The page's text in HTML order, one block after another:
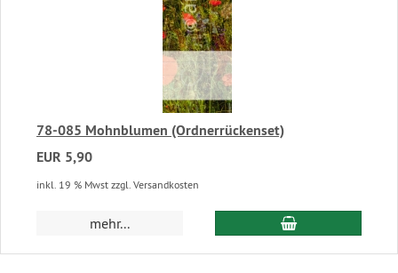
78-085 Mohnblumen (Ordnerrückenset)
EUR 5,90
inkl. 19 % Mwst zzgl. Versandkosten
mehr... In den